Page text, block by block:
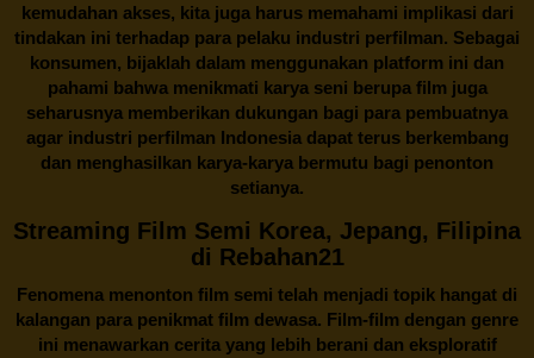
kemudahan akses, kita juga harus memahami implikasi dari
tindakan ini terhadap para pelaku industri perfilman. Sebagai
konsumen, bijaklah dalam menggunakan platform ini dan
pahami bahwa menikmati karya seni berupa film juga
seharusnya memberikan dukungan bagi para pembuatnya
agar industri perfilman Indonesia dapat terus berkembang
dan menghasilkan karya-karya bermutu bagi penonton
setianya.
Streaming Film Semi Korea, Jepang, Filipina
di Rebahan21
Fenomena menonton film semi telah menjadi topik hangat di
kalangan para penikmat film dewasa. Film-film dengan genre
ini menawarkan cerita yang lebih berani dan eksploratif